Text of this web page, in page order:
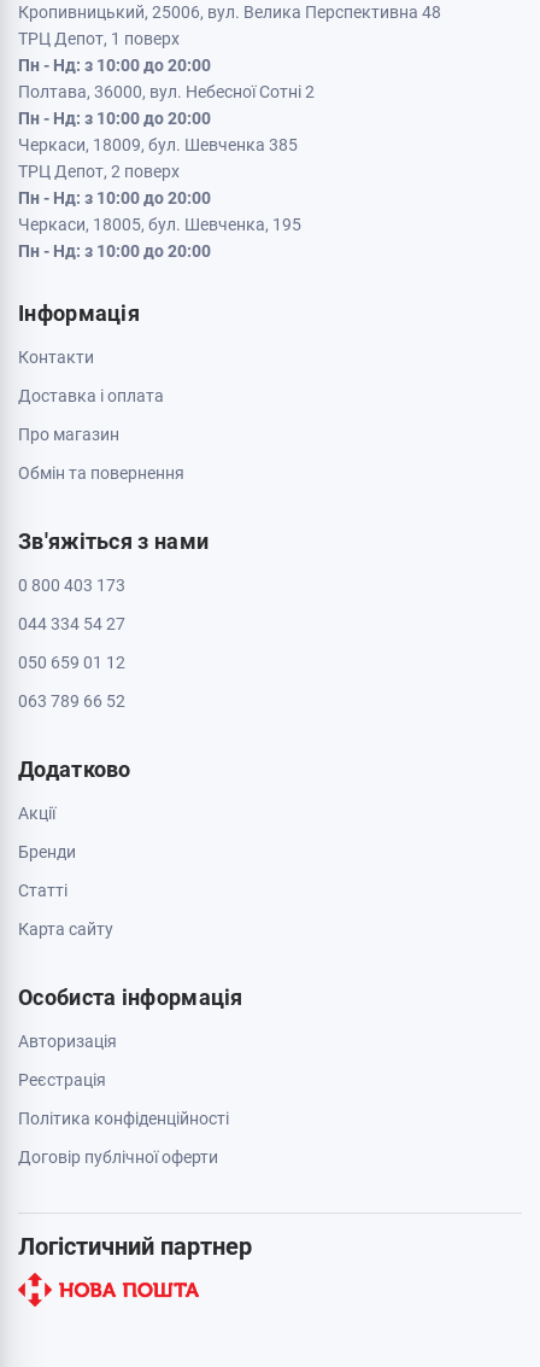
Кропивницький, 25006, вул. Велика Перспективна 48
ТРЦ Депот, 1 поверх
Пн - Нд: з 10:00 до 20:00
Полтава, 36000, вул. Небесної Сотні 2
Пн - Нд: з 10:00 до 20:00
Черкаси, 18009, бул. Шевченка 385
ТРЦ Депот, 2 поверх
Пн - Нд: з 10:00 до 20:00
Черкаси, 18005, бул. Шевченка, 195
Пн - Нд: з 10:00 до 20:00
Інформація
Контакти
Доставка і оплата
Про магазин
Обмін та повернення
Зв'яжіться з нами
0 800 403 173
044 334 54 27
050 659 01 12
063 789 66 52
Додатково
Акції
Бренди
Cтатті
Карта сайту
Особиста інформація
Авторизація
Реєстрація
Політика конфіденційності
Договір публічної оферти
Логістичний партнер